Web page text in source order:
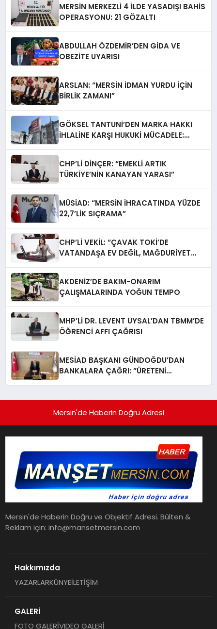
MERSİN MERKEZLİ 4 İLDE YASADIŞI BAHİS
OPERASYONU: 21 GÖZALTI
ABDULLAH ÖZDEMİR’DEN GİDA VE
OBEZİTE UYARISI
ARSLAN: “MERSİN İDMAN YURDU İÇİN
BİRLİK ZAMANI”
GÖKSEL TANTUNİ’DEN MARKA HAKKI
İHLALİNE KARŞI HUKUKİ MÜCADELE:
CHP’Lİ DİNÇER: “EMEKLİ ARTIK
TÜRKİYE’NİN KANAYAN YARASI”
MÜSİAD: “MERSİN İHRACATINDA YÜZDE
22,7’LİK SIÇRAMA”
CHP’Lİ VEKİL: “ÇAVAK TOKİ’DE
VATANDAŞA EV DEĞİL, MAĞDURİYET
AKDENİZ’DE BAKIM-ONARIM
ÇALIŞMALARINDA YOĞUN TEMPO
MHP’Lİ DR. LEVENT UYSAL’DAN TBMM’DE
ÖĞRENCİ AFFI ÇAĞRISI
MESİAD BAŞKANI GÜNDOĞDU’DAN
BANKALARA ÇAĞRI: ​”ÜRETENİ
Mersin'de Haberin Doğru Adresi
Mersin'de Haberin Doğru ve Objektif Adresi. Bülten &
Reklam için: info@mansetmersin.com
Hakkımızda
YAZARLARKÜNYEİLETİŞİM
GALERİ
FOTO GALERİVIDEO GALERİ